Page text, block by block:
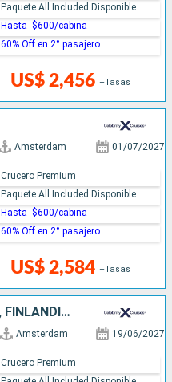
US$ 2,456 +Tasas
Paquete All Included Disponible
Hasta -$600/cabina
60% Off en 2° pasajero
Amsterdam 01/07/2027
US$ 2,584 +Tasas
Crucero Premium
Paquete All Included Disponible
Hasta -$600/cabina
60% Off en 2° pasajero
ALEMANIA, SUECIA, ESTONIA, FINLANDIA, DINAMARCA, PAISES BAJOS
Amsterdam 19/06/2027
Crucero Premium